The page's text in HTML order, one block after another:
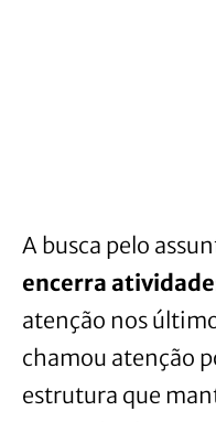
A busca pelo
encerra
atenção nos
chamou atenção
estrutura que